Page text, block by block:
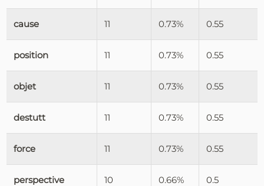
cause 11 0.73% 0.55
position 11 0.73% 0.55
objet 11 0.73% 0.55
destutt 11 0.73% 0.55
force 11 0.73% 0.55
perspective 10 0.66% 0.5